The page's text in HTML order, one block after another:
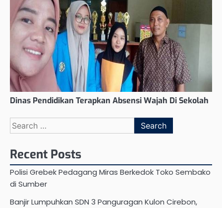
Dinas Pendidikan Terapkan Absensi Wajah Di Sekolah
Search
for:
Recent Posts
Polisi Grebek Pedagang Miras Berkedok Toko Sembako
di Sumber
Banjir Lumpuhkan SDN 3 Panguragan Kulon Cirebon,